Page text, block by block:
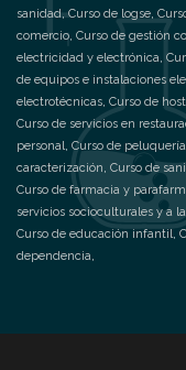
sanidad,Curso de logse,
comercio, Curso de gestión
electricidad y electrónica,
de equipos e instalaciones
electrotécnicas, Curso de
Curso de servicios en
personal, Curso de peluquería
caracterización, Curso de
Curso de farmacia y
servicios socioculturales y a
Curso de educación infantil,
dependencia,